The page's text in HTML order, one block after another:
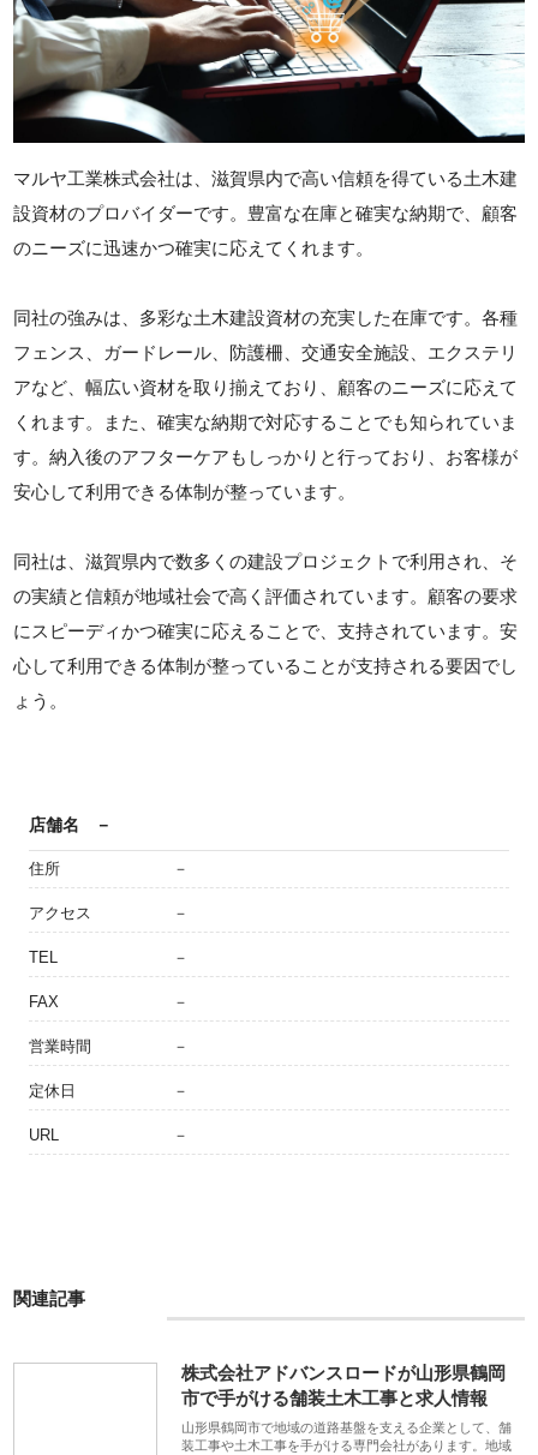
マルヤ工業株式会社は、滋賀県内で高い信頼を得ている土木建
設資材のプロバイダーです。豊富な在庫と確実な納期で、顧客
のニーズに迅速かつ確実に応えてくれます。
同社の強みは、多彩な土木建設資材の充実した在庫です。各種
フェンス、ガードレール、防護柵、交通安全施設、エクステリ
アなど、幅広い資材を取り揃えており、顧客のニーズに応えて
くれます。また、確実な納期で対応することでも知られていま
す。納入後のアフターケアもしっかりと行っており、お客様が
安心して利用できる体制が整っています。
同社は、滋賀県内で数多くの建設プロジェクトで利用され、そ
の実績と信頼が地域社会で高く評価されています。顧客の要求
にスピーディかつ確実に応えることで、支持されています。安
心して利用できる体制が整っていることが支持される要因でし
ょう。
店舗名 －
住所 －
アクセス －
TEL －
FAX －
営業時間 －
定休日 －
URL －
関連記事
株式会社アドバンスロードが山形県鶴岡
市で手がける舗装土木工事と求人情報
山形県鶴岡市で地域の道路基盤を支える企業として、舗
装工事や土木工事を手がける専門会社があります。地域